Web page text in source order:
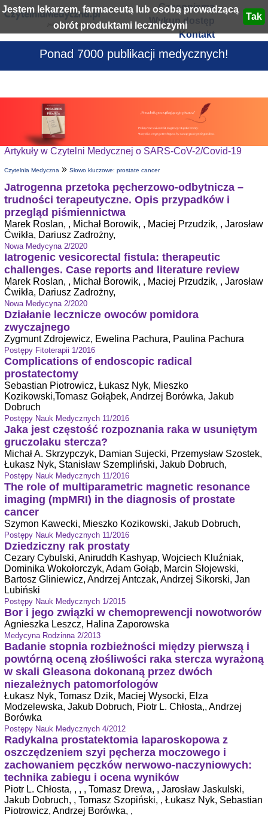
Jestem lekarzem, farmaceutą lub osobą prowadzącą
obrót produktami leczniczymi
Czasopisma
Wykup dostęp
Kontakt
Ponad 7000 publikacji medycznych!
Artykuły w Czytelni Medycznej o SARS-CoV-2/Covid-19
Czytelnia Medyczna» Słowo kluczowe: prostate cancer
Jatrogenna przetoka pęcherzowo-odbytnicza –
trudności terapeutyczne. Opis przypadków i
przegląd piśmiennictwa
Marek Roslan, , Michał Borowik, , Maciej Przudzik, , Jarosław
Ćwikła, Dariusz Zadrożny,
Nowa Medycyna 2/2020
Iatrogenic vesicorectal fistula: therapeutic
challenges. Case reports and literature review
Marek Roslan, , Michał Borowik, , Maciej Przudzik, , Jarosław
Ćwikła, Dariusz Zadrożny,
Nowa Medycyna 2/2020
Działanie lecznicze owoców pomidora
zwyczajnego
Zygmunt Zdrojewicz, Ewelina Pachura, Paulina Pachura
Postępy Fitoterapii 1/2016
Complications of endoscopic radical
prostatectomy
Sebastian Piotrowicz, Łukasz Nyk, Mieszko
Kozikowski,Tomasz Gołąbek, Andrzej Borówka, Jakub
Dobruch
Postępy Nauk Medycznych 11/2016
Jaka jest częstość rozpoznania raka w usuniętym
gruczolaku stercza?
Michał A. Skrzypczyk, Damian Sujecki, Przemysław Szostek,
Łukasz Nyk, Stanisław Szempliński, Jakub Dobruch,
Postępy Nauk Medycznych 11/2016
The role of multiparametric magnetic resonance
imaging (mpMRI) in the diagnosis of prostate
cancer
Szymon Kawecki, Mieszko Kozikowski, Jakub Dobruch,
Postępy Nauk Medycznych 11/2016
Dziedziczny rak prostaty
Cezary Cybulski, Aniruddh Kashyap, Wojciech Kluźniak,
Dominika Wokołorczyk, Adam Gołąb, Marcin Słojewski,
Bartosz Gliniewicz, Andrzej Antczak, Andrzej Sikorski, Jan
Lubiński
Postępy Nauk Medycznych 1/2015
Bor i jego związki w chemoprewencji nowotworów
Agnieszka Leszcz, Halina Zaporowska
Medycyna Rodzinna 2/2013
Badanie stopnia rozbieżności między pierwszą i
powtórną oceną złośliwości raka stercza wyrażoną
w skali Gleasona dokonaną przez dwóch
niezależnych patomorfologów
Łukasz Nyk, Tomasz Dzik, Maciej Wysocki, Elza
Modzelewska, Jakub Dobruch, Piotr L. Chłosta,, Andrzej
Borówka
Postępy Nauk Medycznych 4/2012
Radykalna prostatektomia laparoskopowa z
oszczędzeniem szyi pęcherza moczowego i
zachowaniem pęczków nerwowo-naczyniowych:
technika zabiegu i ocena wyników
Piotr L. Chłosta, , , , Tomasz Drewa, , Jarosław Jaskulski,
Jakub Dobruch, , Tomasz Szopiński, , Łukasz Nyk, Sebastian
Piotrowicz, Andrzej Borówka, ,